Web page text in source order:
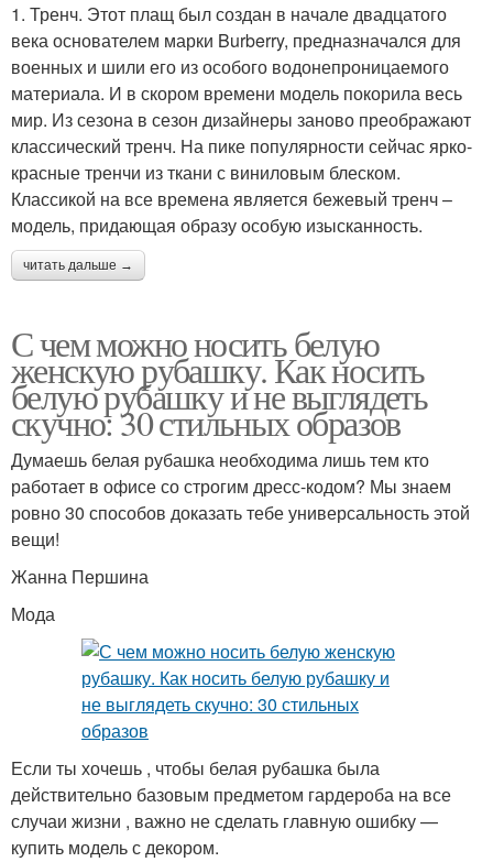
1. Тренч. Этот плащ был создан в начале двадцатого
века основателем марки Burberry, предназначался для
военных и шили его из особого водонепроницаемого
материала. И в скором времени модель покорила весь
мир. Из сезона в сезон дизайнеры заново преображают
классический тренч. На пике популярности сейчас ярко-
красные тренчи из ткани с виниловым блеском.
Классикой на все времена является бежевый тренч –
модель, придающая образу особую изысканность.
читать дальше →
С чем можно носить белую
женскую рубашку. Как носить
белую рубашку и не выглядеть
скучно: 30 стильных образов
Думаешь белая рубашка необходима лишь тем кто
работает в офисе со строгим дресс-кодом? Мы знаем
ровно 30 способов доказать тебе универсальность этой
вещи!
Жанна Першина
Мода
Если ты хочешь , чтобы белая рубашка была
действительно базовым предметом гардероба на все
случаи жизни , важно не сделать главную ошибку —
купить модель с декором.